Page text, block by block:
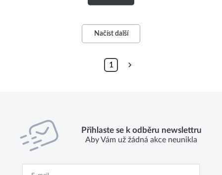
Načíst další
1
Přihlaste se k odběru newslettru
Aby Vám už žádná akce neunikla